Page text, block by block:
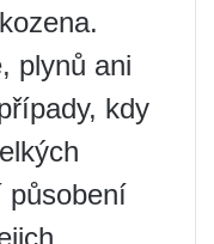
plynů ani
kdy
působení